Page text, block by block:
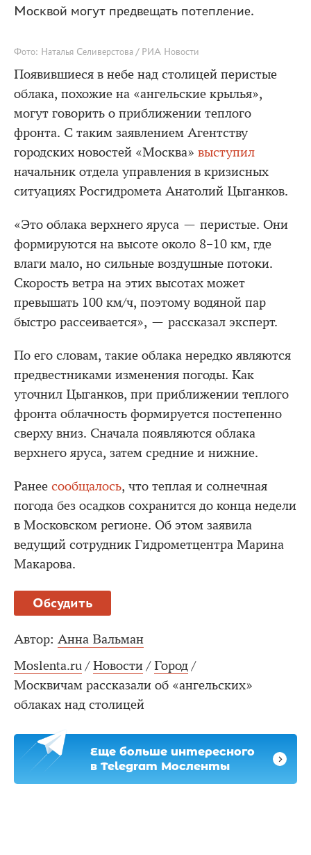
Москвой могут предвещать потепление.
Фото: Наталья Селиверстова / РИА Новости
Появившиеся в небе над столицей перистые
облака, похожие на «ангельские крылья»,
могут говорить о приближении теплого
фронта. С таким заявлением Агентству
городских новостей «Москва» выступил
начальник отдела управления в кризисных
ситуациях Росгидромета Анатолий Цыганков.
«Это облака верхнего яруса — перистые. Они
формируются на высоте около 8–10 км, где
влаги мало, но сильные воздушные потоки.
Скорость ветра на этих высотах может
превышать 100 км/ч, поэтому водяной пар
быстро рассеивается», — рассказал эксперт.
По его словам, такие облака нередко являются
предвестниками изменения погоды. Как
уточнил Цыганков, при приближении теплого
фронта облачность формируется постепенно
сверху вниз. Сначала появляются облака
верхнего яруса, затем средние и нижние.
Ранее сообщалось, что теплая и солнечная
погода без осадков сохранится до конца недели
в Московском регионе. Об этом заявила
ведущий сотрудник Гидрометцентра Марина
Макарова.
Обсудить
Автор: Анна Вальман
Moslenta.ru / Новости / Город /
Москвичам рассказали об «ангельских»
облаках над столицей
Еще больше интересного
в Telegram Мосленты